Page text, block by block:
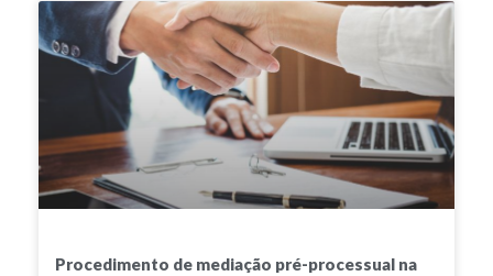
Procedimento de mediação pré-processual na